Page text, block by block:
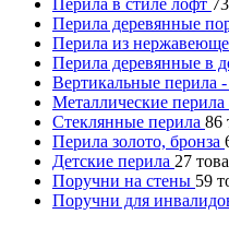
Перила в стиле лофт 73
Перила деревянные
Перила из
Перила деревянные в
Вертикальные перила
Металлические перила
Стеклянные перила 86
Перила золото, бронза
Детские перила 27
Поручни на стены 59
Поручни для